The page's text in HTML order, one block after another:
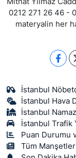
0212 271 26 46 -
materyalin her
İstanbul
İstanbul Hava
İstanbul
İstanbul Trafik
Puan Durumu
Tüm Manşetler